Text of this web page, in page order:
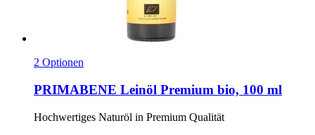
2 Optionen
PRIMABENE Leinöl Premium bio, 100 ml
Hochwertiges Naturöl in Premium Qualität